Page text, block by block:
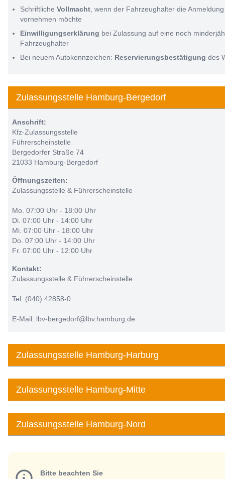
Schriftliche Vollmacht , wenn der Fahrzeughalter die
vornehmen möchte
Einwilligungserklärung bei Zulassung auf eine noch
Fahrzeughalter
Bei neuem Autokennzeichen: Reservierungsbestätigung des
Zulassungsstelle Hamburg-Bergedorf
Anschrift:
Kfz-Zulassungsstelle
Führerscheinstelle
Bergedorfer Straße 74
21033 Hamburg-Bergedorf
Öffnungszeiten:
Zulassungsstelle & Führerscheinstelle
Mo. 07:00 Uhr - 18:00 Uhr
Di. 07:00 Uhr - 14:00 Uhr
Mi. 07:00 Uhr - 18:00 Uhr
Do. 07:00 Uhr - 14:00 Uhr
Fr. 07:00 Uhr - 12:00 Uhr
Kontakt:
Zulassungsstelle & Führerscheinstelle
Tel: (040) 42858-0
E-Mail: lbv-bergedorf@lbv.hamburg.de
Zulassungsstelle Hamburg-Harburg
Zulassungsstelle Hamburg-Mitte
Zulassungsstelle Hamburg-Nord
Bitte beachten Sie